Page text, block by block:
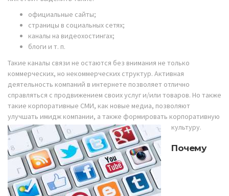
официальные сайты;
страницы в социальных сетях;
каналы на видеохостингах;
блоги и т. п.
Такие каналы связи не остаются без внимания не только
коммерческих, но некоммерческих структур. Активная
деятельность компаний в интернете позволяет отлично
справляться с продвижением своих услуг и/или товаров. Но также
такие корпоративные СМИ, как новые медиа, позволяют
улучшать имидж компании, а также формировать корпоративную
культуру.
Почему